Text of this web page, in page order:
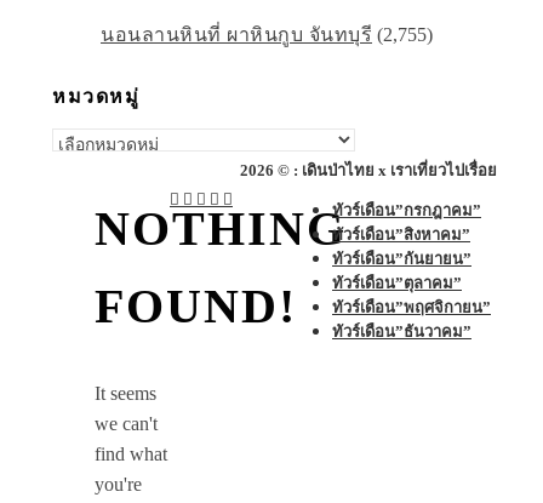
นอนลานหินที่ ผาหินกูบ จันทบุรี (2,755)
หมวดหมู่
หมวด
NOTHING
FOUND!
It seems
we can't
find what
you're
2026 © : เดินป่าไทย x เราเที่ยวไปเรื่อย
ทัวร์เดือน”กรกฎาคม”
ทัวร์เดือน”สิงหาคม”
ทัวร์เดือน”กันยายน”
ทัวร์เดือน”ตุลาคม”
ทัวร์เดือน”พฤศจิกายน”
ทัวร์เดือน”ธันวาคม”